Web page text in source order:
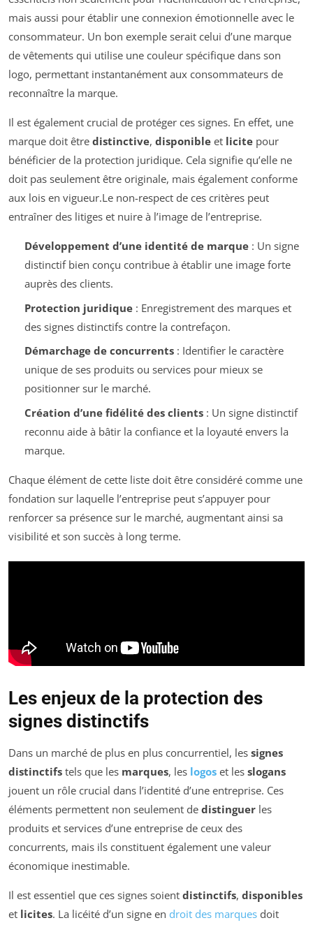
mais aussi pour établir une connexion émotionnelle avec le
consommateur. Un bon exemple serait celui d’une marque
de vêtements qui utilise une couleur spécifique dans son
logo, permettant instantanément aux consommateurs de
reconnaître la marque.
Il est également crucial de protéger ces signes. En effet, une
marque doit être distinctive, disponible et licite pour
bénéficier de la protection juridique. Cela signifie qu’elle ne
doit pas seulement être originale, mais également conforme
aux lois en vigueur.Le non-respect de ces critères peut
entraîner des litiges et nuire à l’image de l’entreprise.
Développement d’une identité de marque: Un signe
distinctif bien conçu contribue à établir une image forte
auprès des clients.
Protection juridique: Enregistrement des marques et
des signes distinctifs contre la contrefaçon.
Démarchage de concurrents: Identifier le caractère
unique de ses produits ou services pour mieux se
positionner sur le marché.
Création d’une fidélité des clients: Un signe distinctif
reconnu aide à bâtir la confiance et la loyauté envers la
marque.
Chaque élément de cette liste doit être considéré comme une
fondation sur laquelle l’entreprise peut s’appuyer pour
renforcer sa présence sur le marché, augmentant ainsi sa
visibilité et son succès à long terme.
Les enjeux de la protection des
signes distinctifs
Dans un marché de plus en plus concurrentiel, les signes
distinctifs tels que les marques, les logos et les slogans
jouent un rôle crucial dans l’identité d’une entreprise. Ces
éléments permettent non seulement de distinguer les
produits et services d’une entreprise de ceux des
concurrents, mais ils constituent également une valeur
économique inestimable.
Il est essentiel que ces signes soient distinctifs, disponibles
et licites. La licéité d’un signe en droit des marques doit